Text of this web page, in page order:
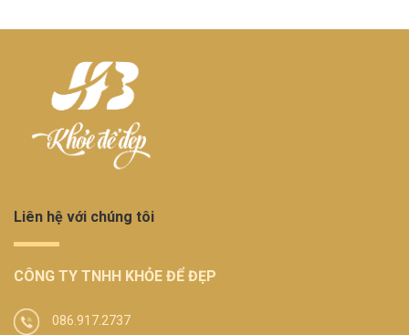
Liên hệ với chúng tôi
CÔNG TY TNHH KHỎE ĐỂ ĐẸP
086.917.2737